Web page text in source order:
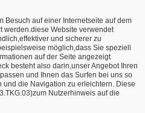
Besuch auf einer Internetseite auf dem
werden.diese Website verwendet
und sicherer zu
möglich,dass Sie speziell
auf der Seite angezeigt
besteht also darin,unser Angebot Ihren
und Ihnen das Surfen bei uns so
die Navigation zu erleichtern. Diese
Nutzerhinweis auf die